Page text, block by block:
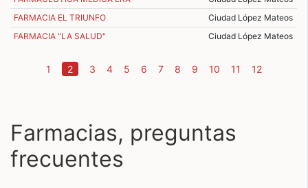
FARMACIA EL TRIUNFO
Ciudad López Mateos
FARMACIA "LA SALUD"
Ciudad López Mateos
1 2(current)
3 4 5 6 7 8 9 10 11 12
Farmacias, preguntas
frecuentes